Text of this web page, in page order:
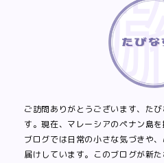
ご訪問ありがとうございます、た
す。現在、マレーシアのペナン島
ブログでは日常の小さな気づきや
届けしています。このブログが新